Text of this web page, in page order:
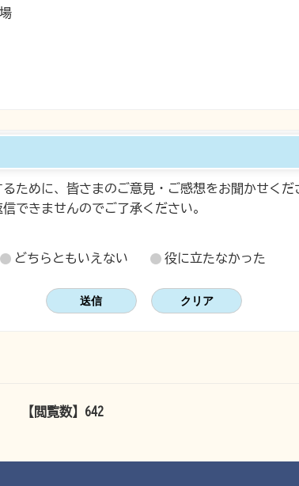
ために、皆さまのご意見・ご感想をお聞かせくだ
できませんのでご了承ください。
どちらともいえない 役に立たなかった
【閲覧数】 642